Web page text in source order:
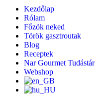
Kezdőlap
Rólam
Főzök neked
Török gasztroutak
Blog
Receptek
Nar Gourmet Tudástár
Webshop